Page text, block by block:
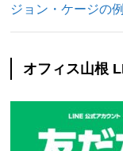
ジョン・ケージの
オフィス山根